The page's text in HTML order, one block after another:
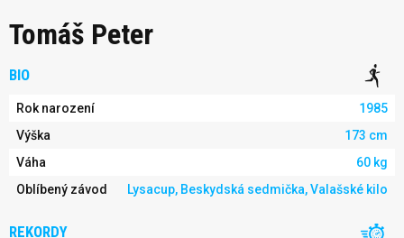
Tomáš Peter
BIO
Rok narození
1985
Výška
173 cm
Váha
60 kg
Oblíbený závod
Lysacup, Beskydská sedmička, Valašské kilo
REKORDY